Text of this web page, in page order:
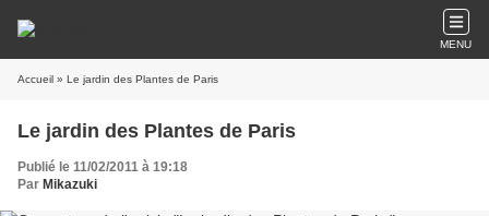
MENU
Accueil » Le jardin des Plantes de Paris
Le jardin des Plantes de Paris
Publié le 11/02/2011 à 19:18
Par Mikazuki